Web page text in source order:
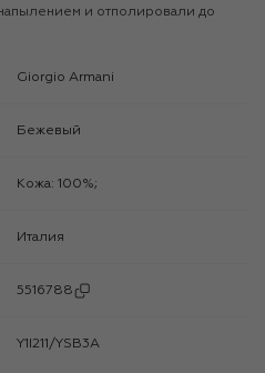
и отполировали до
Giorgio Armani
Бежевый
Кожа: 100%;
Италия
5516788
Y1I211/YSB3A